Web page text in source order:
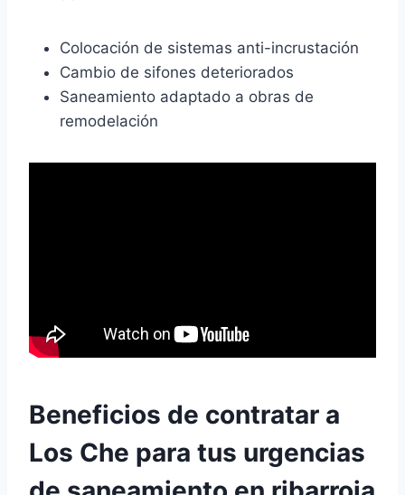
Colocación de sistemas anti-incrustación
Cambio de sifones deteriorados
Saneamiento adaptado a obras de
remodelación
Beneficios de contratar a
Los Che para tus urgencias